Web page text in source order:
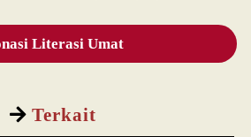
Terkait
Literasi Umat